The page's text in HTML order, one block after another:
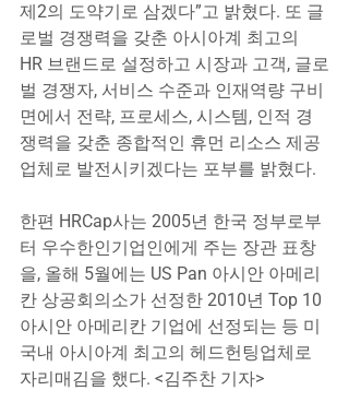
제2의 도약기로 삼겠다”고 밝혔다. 또 글
로벌 경쟁력을 갖춘 아시아계 최고의
HR 브랜드로 설정하고 시장과 고객, 글로
벌 경쟁자, 서비스 수준과 인재역량 구비
면에서 전략, 프로세스, 시스템, 인적 경
쟁력을 갖춘 종합적인 휴먼 리소스 제공
업체로 발전시키겠다는 포부를 밝혔다.
한편 HRCap사는 2005년 한국 정부로부
터 우수한인기업인에게 주는 장관 표창
을, 올해 5월에는 US Pan 아시안 아메리
칸 상공회의소가 선정한 2010년 Top 10
아시안 아메리칸 기업에 선정되는 등 미
국내 아시아계 최고의 헤드헌팅업체로
자리매김을 했다. <김주찬 기자>